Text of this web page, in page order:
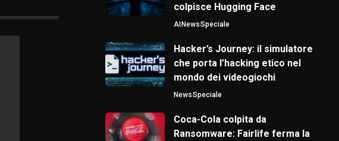
colpisce Hugging Face
AINewsSpeciale
Hacker’s Journey: il simulatore
che porta l’hacking etico nel
mondo dei videogiochi
NewsSpeciale
Coca-Cola colpita da
Ransomware: Fairlife ferma la